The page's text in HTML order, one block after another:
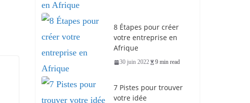
8 Étapes pour créer
votre entreprise en
Afrique
30 juin 2022 9 min read
7 Pistes pour trouver
votre idée